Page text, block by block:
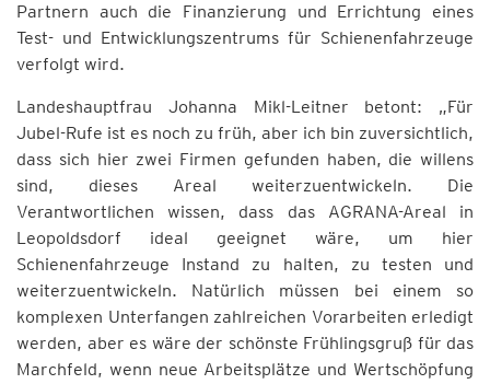
Partnern auch die Finanzierung und Errichtung eines
Test- und Entwicklungszentrums für Schienenfahrzeuge
verfolgt wird.
Landeshauptfrau Johanna Mikl-Leitner betont: „Für
Jubel-Rufe ist es noch zu früh, aber ich bin zuversichtlich,
dass sich hier zwei Firmen gefunden haben, die willens
sind, dieses Areal weiterzuentwickeln. Die
Verantwortlichen wissen, dass das AGRANA-Areal in
Leopoldsdorf ideal geeignet wäre, um hier
Schienenfahrzeuge Instand zu halten, zu testen und
weiterzuentwickeln. Natürlich müssen bei einem so
komplexen Unterfangen zahlreichen Vorarbeiten erledigt
werden, aber es wäre der schönste Frühlingsgruß für das
Marchfeld, wenn neue Arbeitsplätze und Wertschöpfung